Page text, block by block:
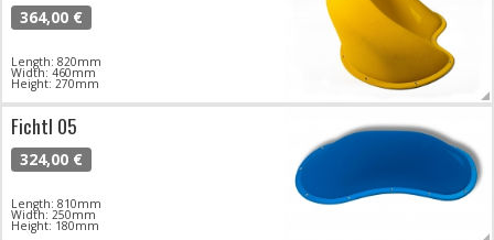
364,00 €
Length: 820mm
Width: 460mm
Height: 270mm
Fichtl 05
324,00 €
Length: 810mm
Width: 250mm
Height: 180mm